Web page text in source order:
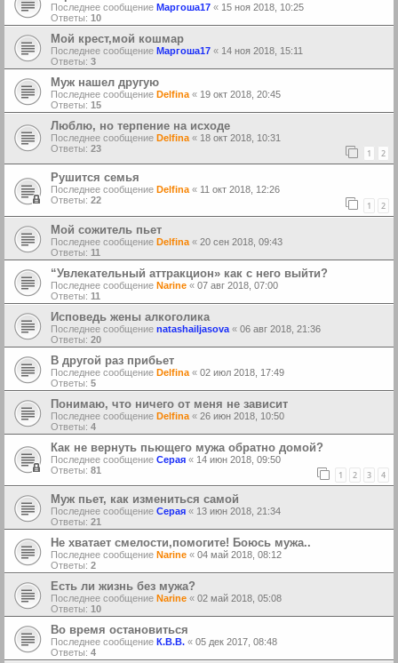
Последнее сообщение Маргоша17 « 15 ноя 2018, 10:25
Ответы: 10
Мой крест,мой кошмар
Последнее сообщение Маргоша17 « 14 ноя 2018, 15:11
Ответы: 3
Муж нашел другую
Последнее сообщение Delfina « 19 окт 2018, 20:45
Ответы: 15
Люблю, но терпение на исходе
Последнее сообщение Delfina « 18 окт 2018, 10:31
Ответы: 23 1 2
Рушится семья
Последнее сообщение Delfina « 11 окт 2018, 12:26
Ответы: 22 1 2
Мой сожитель пьет
Последнее сообщение Delfina « 20 сен 2018, 09:43
Ответы: 11
“Увлекательный аттракцион» как с него выйти?
Последнее сообщение Narine « 07 авг 2018, 07:00
Ответы: 11
Исповедь жены алкоголика
Последнее сообщение natashailjasova « 06 авг 2018, 21:36
Ответы: 20
В другой раз прибьет
Последнее сообщение Delfina « 02 июл 2018, 17:49
Ответы: 5
Понимаю, что ничего от меня не зависит
Последнее сообщение Delfina « 26 июн 2018, 10:50
Ответы: 4
Как не вернуть пьющего мужа обратно домой?
Последнее сообщение Серая « 14 июн 2018, 09:50
Ответы: 81 1 2 3 4
Муж пьет, как измениться самой
Последнее сообщение Серая « 13 июн 2018, 21:34
Ответы: 21
Не хватает смелости,помогите! Боюсь мужа..
Последнее сообщение Narine « 04 май 2018, 08:12
Ответы: 2
Есть ли жизнь без мужа?
Последнее сообщение Narine « 02 май 2018, 05:08
Ответы: 10
Во время остановиться
Последнее сообщение К.В.В. « 05 дек 2017, 08:48
Ответы: 4